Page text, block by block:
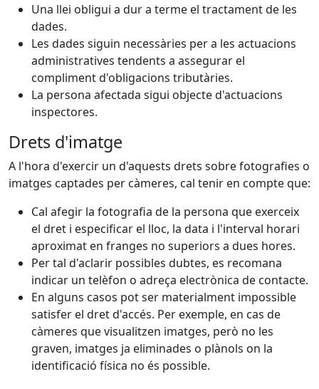
Una llei obligui a dur a terme el tractament de les
dades.
Les dades siguin necessàries per a les actuacions
administratives tendents a assegurar el
compliment d'obligacions tributàries.
La persona afectada sigui objecte d'actuacions
inspectores.
Drets d'imatge
A l'hora d'exercir un d'aquests drets sobre fotografies o
imatges captades per càmeres, cal tenir en compte que:
Cal afegir la fotografia de la persona que exerceix
el dret i especificar el lloc, la data i l'interval horari
aproximat en franges no superiors a dues hores.
Per tal d'aclarir possibles dubtes, es recomana
indicar un telèfon o adreça electrònica de contacte.
En alguns casos pot ser materialment impossible
satisfer el dret d'accés. Per exemple, en cas de
càmeres que visualitzen imatges, però no les
graven, imatges ja eliminades o plànols on la
identificació física no és possible.